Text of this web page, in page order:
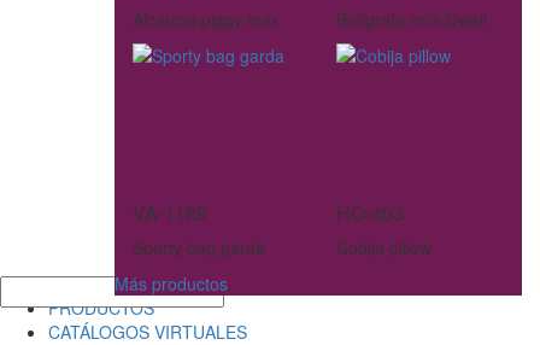
Alcancia piggy max Bolígrafo mini Dwell
VA-1189
Sporty bag garda
HO-403
Cobija pillow
Más productos
PRODUCTOS
CATÁLOGOS VIRTUALES